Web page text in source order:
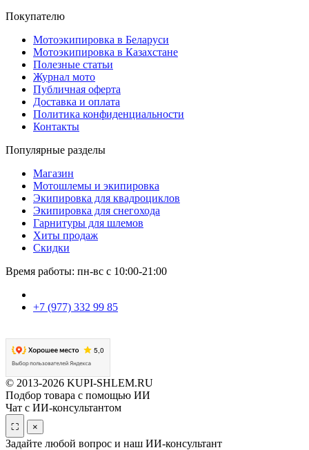
Покупателю
Мотоэкипировка в Беларуси
Мотоэкипировка в Казахстане
Полезные статьи
Журнал мото
Публичная оферта
Доставка и оплата
Политика конфиденциальности
Контакты
Популярные разделы
Магазин
Мотошлемы и экипировка
Экипировка для квадроциклов
Экипировка для снегохода
Гарнитуры для шлемов
Хиты продаж
Скидки
Время работы: пн-вс с 10:00-21:00
+7 (977) 332 99 85
© 2013-2026 KUPI-SHLEM.RU
Подбор товара с помощью ИИ
Чат с ИИ-консультантом
⛶ ×
Задайте любой вопрос и наш ИИ-консультант